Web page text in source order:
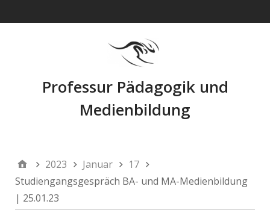
Professur Pädagogik und
Medienbildung
2023 Januar
17
Studiengangsgespräch BA- und MA-Medienbildung
| 25.01.23